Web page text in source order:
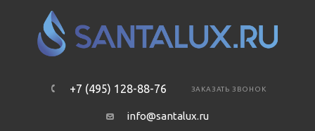
+7 (495) 128-88-76 ЗАКАЗАТЬ ЗВОНОК
info@santalux.ru